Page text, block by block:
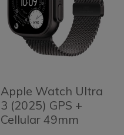
Apple Watch Ultra
3 (2025) GPS +
Cellular 49mm